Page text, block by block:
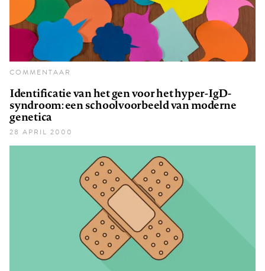
COMMENTAAR
Identificatie van het gen voor het hyper-IgD-
syndroom: een schoolvoorbeeld van moderne
genetica
28 APRIL 2000